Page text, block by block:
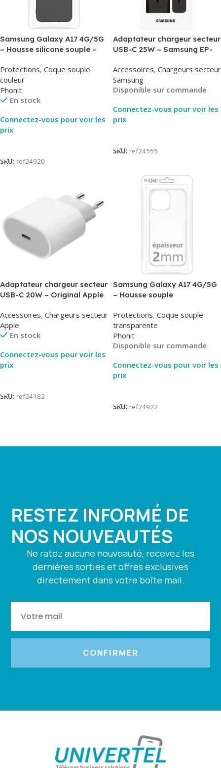
Samsung Galaxy A17 4G/5G
– Housse silicone souple –
Protections, Coque souple
couleur
Phonit
En stock
Connectez-vous pour voir les
prix
SKU: ref24920
Adaptateur chargeur secteur
USB-C 25W – Samsung EP-
Packaging Original
Accessoires, Chargeurs secteur
Samsung
Disponible sur commande
Connectez-vous pour voir les
prix
SKU: ref24555
Adaptateur chargeur secteur
USB-C 20W – Original Apple
Accessoires, Chargeurs secteur
Apple
En stock
Connectez-vous pour voir les
prix
SKU: ref24182
Samsung Galaxy A17 4G/5G
– Housse souple
Protections, Coque souple
transparente
Phonit
Disponible sur commande
Connectez-vous pour voir les
prix
SKU: ref24922
RESTEZ INFORMÉ DE
NOS NOUVEAUTÉS
Ne ratez aucune nouveauté, recevez les
dernières sorties et offres exclusives
directement dans votre boîte mail.
CONFIRMER